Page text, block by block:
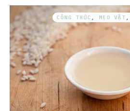
CÔNG THỨC MẸO VẶT